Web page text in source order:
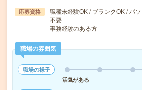
応募資格
職種未経験OK / ブランクOK / パ
不要
事務経験のある方
職場の雰囲気
職場の様子
活気がある